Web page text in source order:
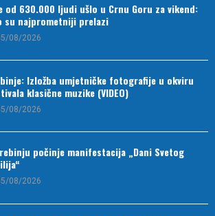
od 630.000 ljudi ušlo u Crnu Goru za vikend:
su najprometniji prelazi
08/2026
Izložba umjetničke fotografije u okviru
klasične muzike (VIDEO)
08/2026
počinje manifestacija „Dani Svetog
08/2026